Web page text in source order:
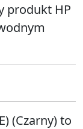
produkt HP
(Czarny) to